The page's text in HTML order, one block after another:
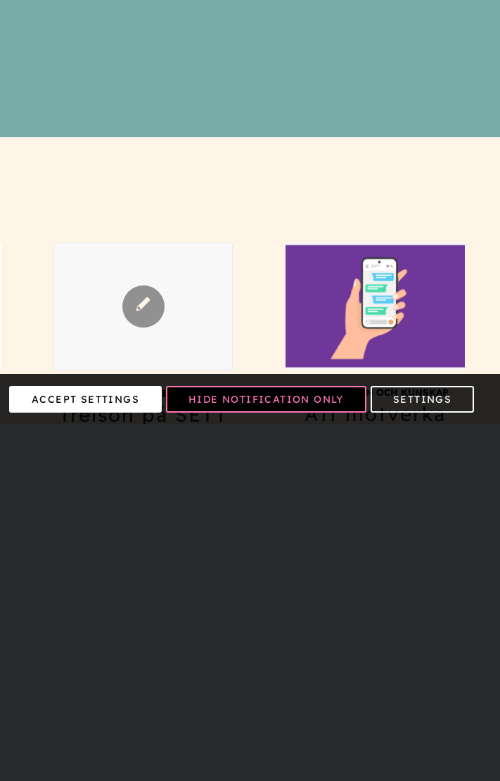
EVENTS OCH WEBINAR
Trelson på SETT
INSPIRATION OCH KUNSKAP
Att motverka
ACCEPT SETTINGS HIDE NOTIFICATION ONLY SETTINGS